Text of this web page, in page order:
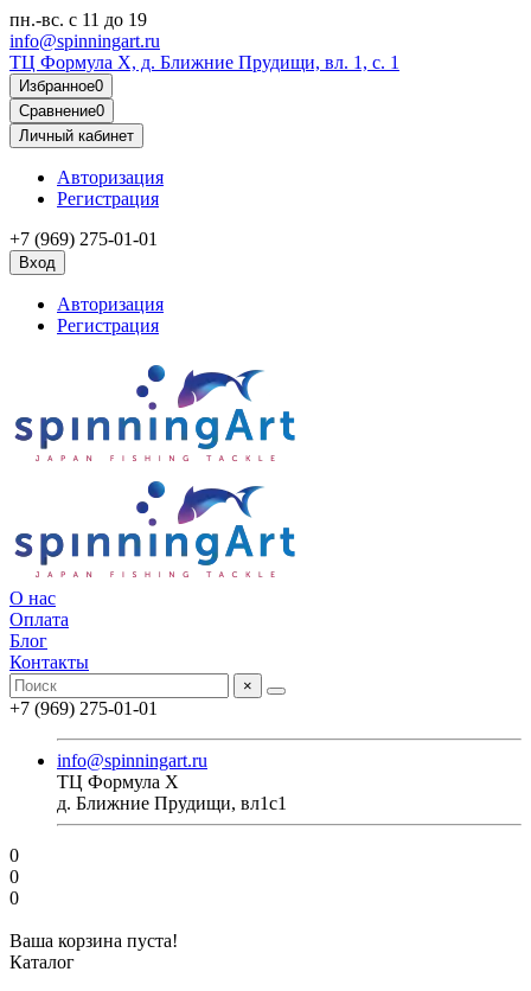
пн.-вс. с 11 до 19
info@spinningart.ru
ТЦ Формула X, д. Ближние Прудищи, вл. 1, с. 1
Избранное0
Сравнение0
Личный кабинет
Авторизация
Регистрация
+7 (969) 275-01-01
Вход
Авторизация
Регистрация
О нас
Оплата
Блог
Контакты
×
+7 (969) 275-01-01
info@spinningart.ru
ТЦ Формула X
д. Ближние Прудищи, вл1с1
0
0
0
Ваша корзина пуста!
Каталог